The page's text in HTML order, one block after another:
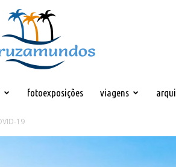
fotoexposições viagens
19